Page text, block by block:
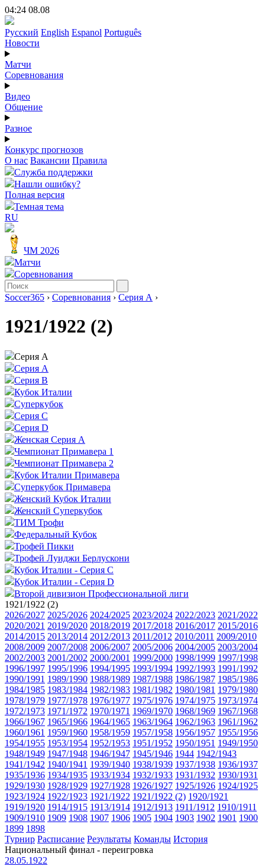
04:24 08.08
Русский English Espanol Português
Новости
Матчи
Соревнования
Видео
Общение
Разное
Конкурс прогнозов
О нас Вакансии Правила
Служба поддержки
Нашли ошибку?
Полная версия
Темная тема
RU
ЧМ 2026
Матчи
Соревнования
Soccer365 › Соревнования › Серия А ›
1921/1922 (2)
Серия А
Серия А
Серия B
Кубок Италии
Суперкубок
Серия C
Серия D
Женская Серия А
Чемпионат Примавера 1
Чемпионат Примавера 2
Кубок Италии Примавера
Суперкубок Примавера
Женский Кубок Италии
Женский Суперкубок
ТИМ Трофи
Федеральный Кубок
Трофей Пикки
Трофей Луиджи Берлускони
Кубок Италии - Серия C
Кубок Италии - Серия D
Второй дивизион Профессиональной лиги
1921/1922 (2)
2026/2027 2025/2026 2024/2025 2023/2024 2022/2023 2021/2022
2020/2021 2019/2020 2018/2019 2017/2018 2016/2017 2015/2016
2014/2015 2013/2014 2012/2013 2011/2012 2010/2011 2009/2010
2008/2009 2007/2008 2006/2007 2005/2006 2004/2005 2003/2004
2002/2003 2001/2002 2000/2001 1999/2000 1998/1999 1997/1998
1996/1997 1995/1996 1994/1995 1993/1994 1992/1993 1991/1992
1990/1991 1989/1990 1988/1989 1987/1988 1986/1987 1985/1986
1984/1985 1983/1984 1982/1983 1981/1982 1980/1981 1979/1980
1978/1979 1977/1978 1976/1977 1975/1976 1974/1975 1973/1974
1972/1973 1971/1972 1970/1971 1969/1970 1968/1969 1967/1968
1966/1967 1965/1966 1964/1965 1963/1964 1962/1963 1961/1962
1960/1961 1959/1960 1958/1959 1957/1958 1956/1957 1955/1956
1954/1955 1953/1954 1952/1953 1951/1952 1950/1951 1949/1950
1948/1949 1947/1948 1946/1947 1945/1946 1944 1942/1943
1941/1942 1940/1941 1939/1940 1938/1939 1937/1938 1936/1937
1935/1936 1934/1935 1933/1934 1932/1933 1931/1932 1930/1931
1929/1930 1928/1929 1927/1928 1926/1927 1925/1926 1924/1925
1923/1924 1922/1923 1921/1922 1921/1922 (2) 1920/1921
1919/1920 1914/1915 1913/1914 1912/1913 1911/1912 1910/1911
1909/1910 1909 1908 1907 1906 1905 1904 1903 1902 1901 1900
1899 1898
Турнир Расписание Результаты Команды История
Национальный финал - переигровка
28.05.1922